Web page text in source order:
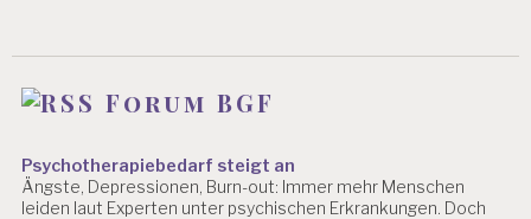
O
L
A
Forum BGF
Psychotherapiebedarf steigt an
Ängste, Depressionen, Burn-out: Immer mehr Menschen
leiden laut Experten unter psychischen Erkrankungen. Doch